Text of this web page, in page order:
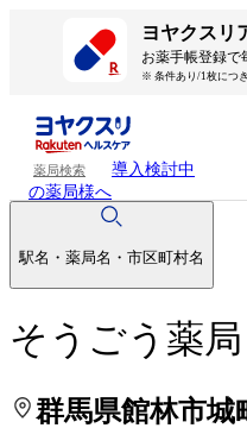
ヨヤクスリ
お薬手帳登録で
※ 条件あり/1枚につ
薬局検索
導入検討中
の薬局様へ
駅名・薬局名・市区町村名
そうごう薬
群馬県館林市城
処方せんを送って待ち時間を
処方せんを送って待ち時間を